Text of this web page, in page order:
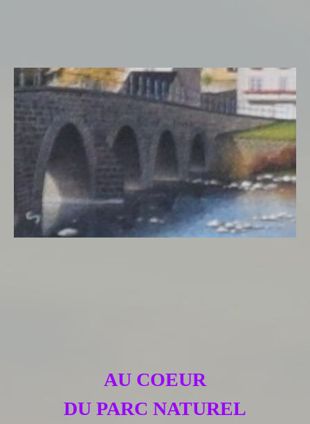
AU COEUR
DU PARC NATUREL